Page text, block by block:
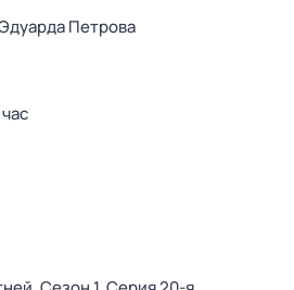
Петрова